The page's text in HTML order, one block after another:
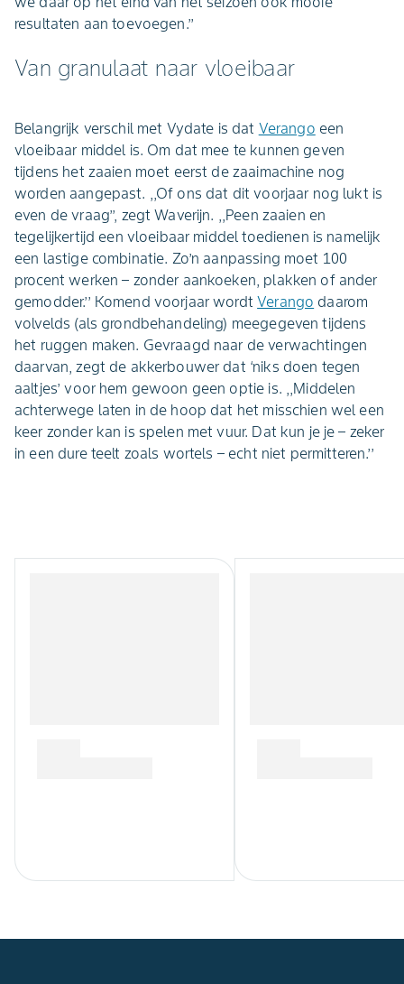
resultaten aan toevoegen.’’
Van granulaat naar vloeibaar
Belangrijk verschil met Vydate is dat Verango een
vloeibaar middel is. Om dat mee te kunnen geven
tijdens het zaaien moet eerst de zaaimachine nog
worden aangepast. ,,Of ons dat dit voorjaar nog lukt is
even de vraag’’, zegt Waverijn. ,,Peen zaaien en
tegelijkertijd een vloeibaar middel toedienen is namelijk
een lastige combinatie. Zo’n aanpassing moet 100
procent werken – zonder aankoeken, plakken of ander
gemodder.’’ Komend voorjaar wordtVerango daarom
volvelds (als grondbehandeling) meegegeven tijdens
het ruggen maken. Gevraagd naar de verwachtingen
daarvan, zegt de akkerbouwer dat ‘niks doen tegen
aaltjes’ voor hem gewoon geen optie is. ,,Middelen
achterwege laten in de hoop dat het misschien wel een
keer zonder kan is spelen met vuur. Dat kun je je – zeker
in een dure teelt zoals wortels – echt niet permitteren.’’